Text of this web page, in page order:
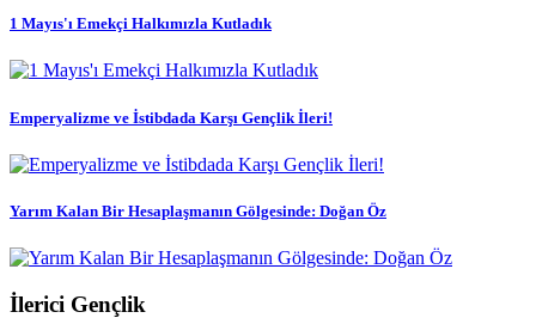
1 Mayıs'ı Emekçi Halkımızla Kutladık
Emperyalizme ve İstibdada Karşı Gençlik İleri!
Yarım Kalan Bir Hesaplaşmanın Gölgesinde: Doğan Öz
İlerici Gençlik